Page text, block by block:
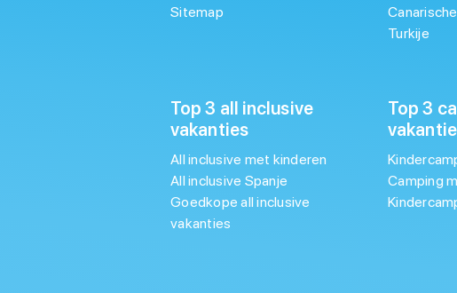
Sitemap
Turkije
Top 3 all inclusive
vakanties
All inclusive met kinderen
All inclusive Spanje
Goedkope all inclusive
vakanties
Top 3
Camping